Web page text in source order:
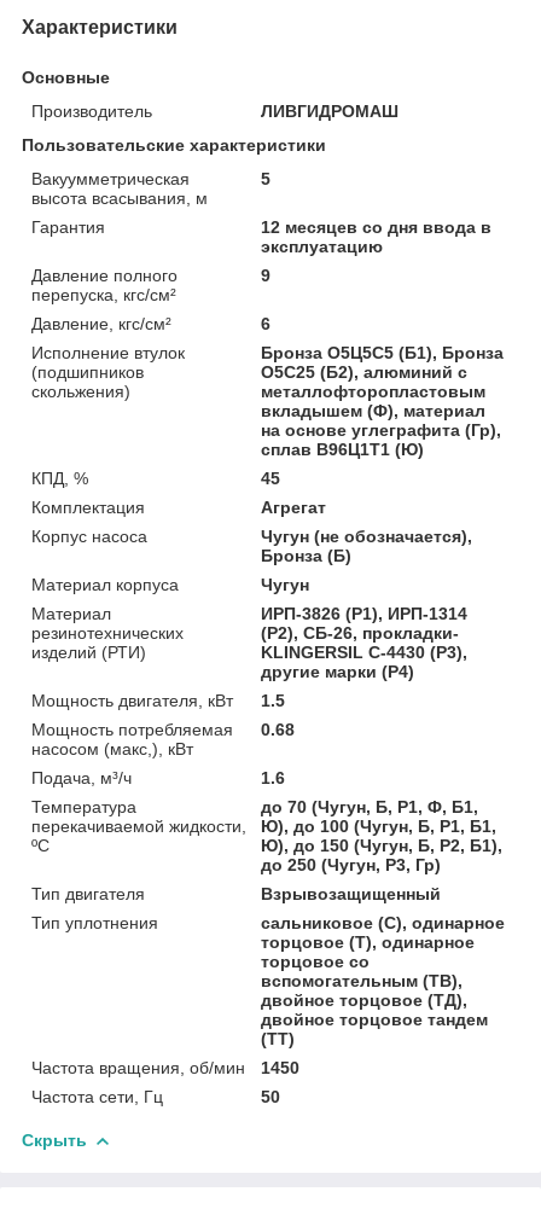
Характеристики
Основные
Производитель
ЛИВГИДРОМАШ
Пользовательские характеристики
Вакуумметрическая
высота всасывания, м
5
Гарантия
12 месяцев со дня ввода в
эксплуатацию
Давление полного
перепуска, кгс/см²
9
Давление, кгс/см²
6
Исполнение втулок
(подшипников
скольжения)
Бронза О5Ц5С5 (Б1), Бронза
О5С25 (Б2), алюминий с
металлофторопластовым
вкладышем (Ф), материал
на основе углеграфита (Гр),
сплав B96Ц1Т1 (Ю)
КПД, %
45
Комплектация
Агрегат
Корпус насоса
Чугун (не обозначается),
Бронза (Б)
Материал корпуса
Чугун
Материал
резинотехнических
изделий (РТИ)
ИРП-3826 (Р1), ИРП-1314
(Р2), СБ-26, прокладки-
KLINGERSIL C-4430 (Р3),
другие марки (Р4)
Мощность двигателя, кВт
1.5
Мощность потребляемая
насосом (макс,), кВт
0.68
Подача, м³/ч
1.6
Температура
перекачиваемой жидкости,
ºС
до 70 (Чугун, Б, Р1, Ф, Б1,
Ю), до 100 (Чугун, Б, Р1, Б1,
Ю), до 150 (Чугун, Б, Р2, Б1),
до 250 (Чугун, Р3, Гр)
Тип двигателя
Взрывозащищенный
Тип уплотнения
сальниковое (С), одинарное
торцовое (Т), одинарное
торцовое со
вспомогательным (ТВ),
двойное торцовое (ТД),
двойное торцовое тандем
(ТТ)
Частота вращения, об/мин
1450
Частота сети, Гц
50
Скрыть